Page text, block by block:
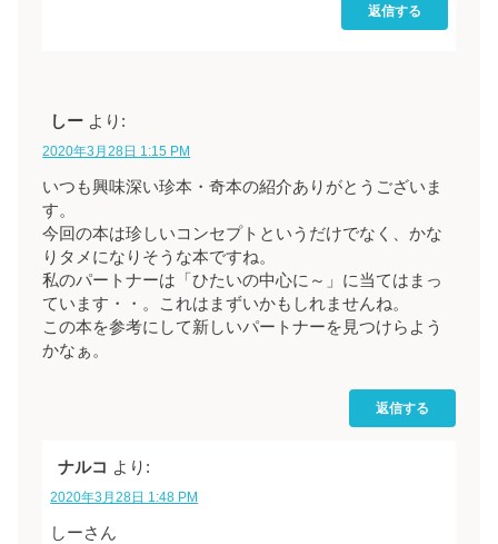
返信する
しー より:
2020年3月28日 1:15 PM
いつも興味深い珍本・奇本の紹介ありがとうございま
す。
今回の本は珍しいコンセプトというだけでなく、かな
りタメになりそうな本ですね。
私のパートナーは「ひたいの中心に～」に当てはまっ
ています・・。これはまずいかもしれませんね。
この本を参考にして新しいパートナーを見つけらよう
かなぁ。
返信する
ナルコ より:
2020年3月28日 1:48 PM
しーさん